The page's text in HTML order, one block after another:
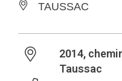
TAUSSAC
2014,
Taussac